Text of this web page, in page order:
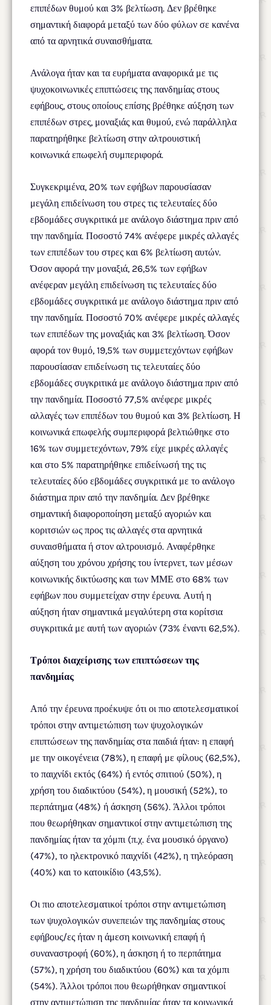
επιπέδων θυμού και 3% βελτίωση. Δεν βρέθηκε
σημαντική διαφορά μεταξύ των δύο φύλων σε κανένα
από τα αρνητικά συναισθήματα.
Ανάλογα ήταν και τα ευρήματα αναφορικά με τις
ψυχοκοινωνικές επιπτώσεις της πανδημίας στους
εφήβους, στους οποίους επίσης βρέθηκε αύξηση των
επιπέδων στρες, μοναξιάς και θυμού, ενώ παράλληλα
παρατηρήθηκε βελτίωση στην αλτρουιστική
κοινωνικά επωφελή συμπεριφορά.
Συγκεκριμένα, 20% των εφήβων παρουσίασαν
μεγάλη επιδείνωση του στρες τις τελευταίες δύο
εβδομάδες συγκριτικά με ανάλογο διάστημα πριν από
την πανδημία. Ποσοστό 74% ανέφερε μικρές αλλαγές
των επιπέδων του στρες και 6% βελτίωση αυτών.
Όσον αφορά την μοναξιά, 26,5% των εφήβων
ανέφεραν μεγάλη επιδείνωση τις τελευταίες δύο
εβδομάδες συγκριτικά με ανάλογο διάστημα πριν από
την πανδημία. Ποσοστό 70% ανέφερε μικρές αλλαγές
των επιπέδων της μοναξιάς και 3% βελτίωση. Όσον
αφορά τον θυμό, 19,5% των συμμετεχόντων εφήβων
παρουσίασαν επιδείνωση τις τελευταίες δύο
εβδομάδες συγκριτικά με ανάλογο διάστημα πριν από
την πανδημία. Ποσοστό 77,5% ανέφερε μικρές
αλλαγές των επιπέδων του θυμού και 3% βελτίωση. Η
κοινωνικά επωφελής συμπεριφορά βελτιώθηκε στο
16% των συμμετεχόντων, 79% είχε μικρές αλλαγές
και στο 5% παρατηρήθηκε επιδείνωσή της τις
τελευταίες δύο εβδομάδες συγκριτικά με το ανάλογο
διάστημα πριν από την πανδημία. Δεν βρέθηκε
σημαντική διαφοροποίηση μεταξύ αγοριών και
κοριτσιών ως προς τις αλλαγές στα αρνητικά
συναισθήματα ή στον αλτρουισμό. Αναφέρθηκε
αύξηση του χρόνου χρήσης του ίντερνετ, των μέσων
κοινωνικής δικτύωσης και των ΜΜΕ στο 68% των
εφήβων που συμμετείχαν στην έρευνα. Αυτή η
αύξηση ήταν σημαντικά μεγαλύτερη στα κορίτσια
συγκριτικά με αυτή των αγοριών (73% έναντι 62,5%).
Τρόποι διαχείρισης των επιπτώσεων της
πανδημίας
Από την έρευνα προέκυψε ότι οι πιο αποτελεσματικοί
τρόποι στην αντιμετώπιση των ψυχολογικών
επιπτώσεων της πανδημίας στα παιδιά ήταν: η επαφή
με την οικογένεια (78%), η επαφή με φίλους (62,5%),
το παιχνίδι εκτός (64%) ή εντός σπιτιού (50%), η
χρήση του διαδικτύου (54%), η μουσική (52%), το
περπάτημα (48%) ή άσκηση (56%). Άλλοι τρόποι
που θεωρήθηκαν σημαντικοί στην αντιμετώπιση της
πανδημίας ήταν τα χόμπι (π.χ. ένα μουσικό όργανο)
(47%), το ηλεκτρονικό παιχνίδι (42%), η τηλεόραση
(40%) και το κατοικίδιο (43,5%).
Οι πιο αποτελεσματικοί τρόποι στην αντιμετώπιση
των ψυχολογικών συνεπειών της πανδημίας στους
εφήβους/ες ήταν η άμεση κοινωνική επαφή ή
συναναστροφή (60%), η άσκηση ή το περπάτημα
(57%), η χρήση του διαδικτύου (60%) και τα χόμπι
(54%). Άλλοι τρόποι που θεωρήθηκαν σημαντικοί
στην αντιμετώπιση της πανδημίας ήταν τα κοινωνικά